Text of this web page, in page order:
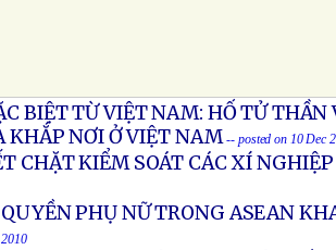
BIỆT TỪ VIỆT NAM: HỐ TỬ THẦN
KHẮP NƠI Ở VIỆT NAM -- posted on 10 Dec
CHẶT KIỂM SOÁT CÁC XÍ
PHỤ NỮ TRONG ASEAN